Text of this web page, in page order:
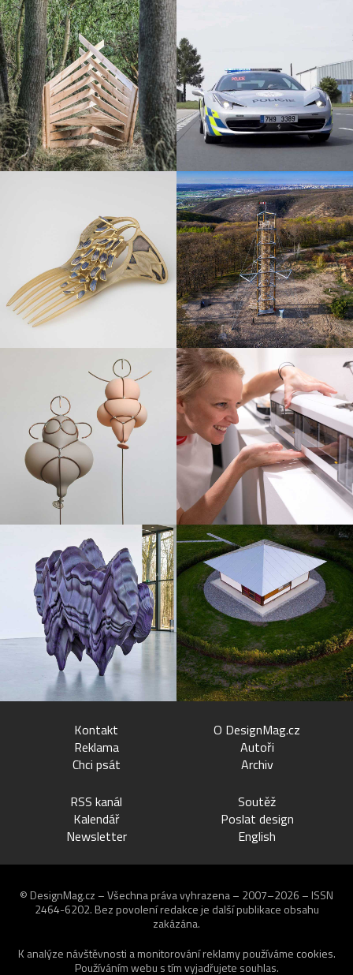
Kontakt
Reklama
Chci psát
O DesignMag.cz
Autoři
Archiv
RSS kanál
Kalendář
Newsletter
Soutěž
Poslat design
English
© DesignMag.cz – Všechna práva vyhrazena – 2007–2026 – ISSN
2464-6202. Bez povolení redakce je další publikace obsahu
zakázána.
K analýze návštěvnosti a monitorování reklamy používáme cookies.
Používáním webu s tím vyjadřujete souhlas.